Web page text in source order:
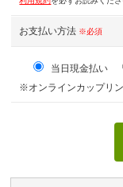
お支払い方法 ※必須
当日現金払い
※オンラインカップリ